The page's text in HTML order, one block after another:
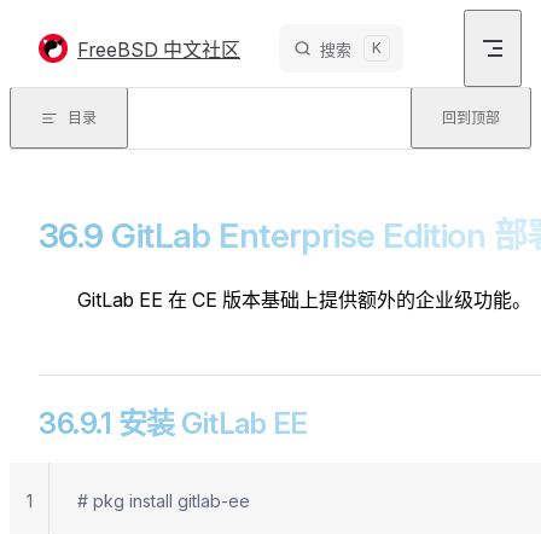
FreeBSD 中文社区 搜索 K
目录 回到顶部
36.9 GitLab Enterprise Edition 部
GitLab EE 在 CE 版本基础上提供额外的企业级功能。
36.9.1 安装 GitLab EE
# pkg install gitlab-ee
1